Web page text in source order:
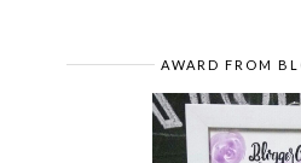
►2014(4)
(29)
(42)
AWARD FROM